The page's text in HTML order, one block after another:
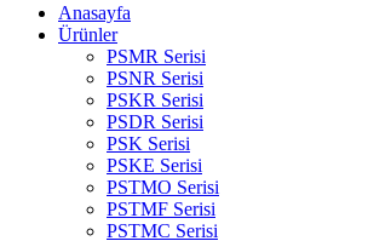
Anasayfa
Ürünler
PSMR Serisi
PSNR Serisi
PSKR Serisi
PSDR Serisi
PSK Serisi
PSKE Serisi
PSTMO Serisi
PSTMF Serisi
PSTMC Serisi